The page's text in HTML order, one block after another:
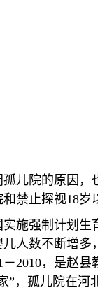
儿院的原因
禁止探视18岁
施强制计划生
人数不断增多
－2010，是赵县
” ，孤儿院在河